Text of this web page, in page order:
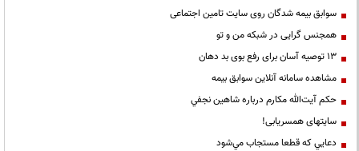
سوابق بیمه شدگان روی سایت تامین اجتماعی
همجنس گرایی در شبکه من و تو
13 توصیه آسان برای رفع بوی بد دهان
مشاهده سامانه آنلاين سوابق بیمه
حكم آيت‌الله مكارم درباره شاهين نجفي
سایتهای همسریابی!
دعايي كه قطعا مستجاب مي‌شود